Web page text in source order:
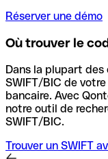
Réserver une démo
Où trouver le
Dans la plupart
SWIFT/BIC de
bancaire. Avec
notre outil de
SWIFT/BIC.
Trouver un SWIFT